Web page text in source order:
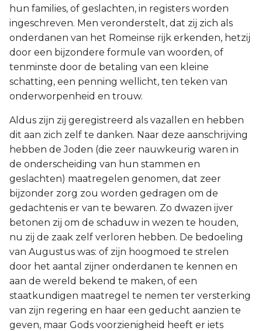
hun families, of geslachten, in registers worden
ingeschreven. Men veronderstelt, dat zij zich als
onderdanen van het Romeinse rijk erkenden, hetzij
door een bijzondere formule van woorden, of
tenminste door de betaling van een kleine
schatting, een penning wellicht, ten teken van
onderworpenheid en trouw.
Aldus zijn zij geregistreerd als vazallen en hebben
dit aan zich zelf te danken. Naar deze aanschrijving
hebben de Joden (die zeer nauwkeurig waren in
de onderscheiding van hun stammen en
geslachten) maatregelen genomen, dat zeer
bijzonder zorg zou worden gedragen om de
gedachtenis er van te bewaren. Zo dwazen ijver
betonen zij om de schaduw in wezen te houden,
nu zij de zaak zelf verloren hebben. De bedoeling
van Augustus was: of zijn hoogmoed te strelen
door het aantal zijner onderdanen te kennen en
aan de wereld bekend te maken, of een
staatkundigen maatregel te nemen ter versterking
van zijn regering en haar een geducht aanzien te
geven, maar Gods voorzienigheid heeft er iets